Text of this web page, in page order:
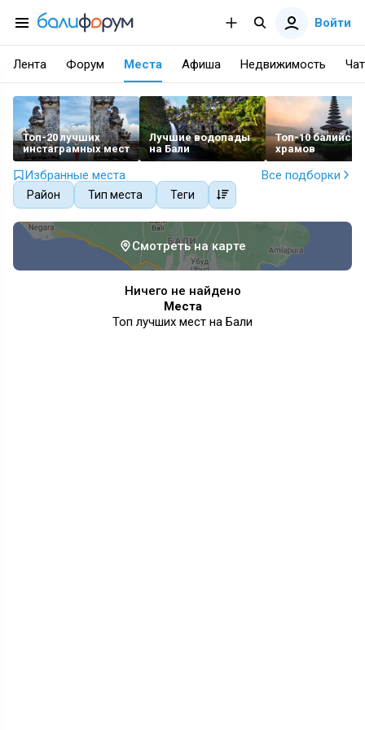
Войти
Лента Форум Места Афиша Недвижимость Чат
Топ-20 лучших
инстаграмных мест
Лучшие водопады
на Бали
Топ-10
храмов
Избранные места Все подборки
Район Тип места Теги
Смотреть на карте
Ничего не найдено
Места
Топ лучших мест на Бали